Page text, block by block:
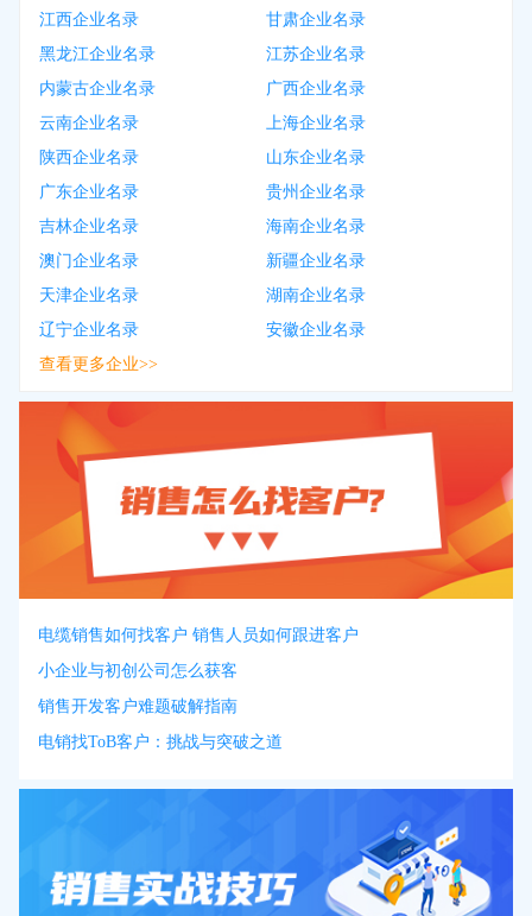
江西企业名录
甘肃企业名录
黑龙江企业名录
江苏企业名录
内蒙古企业名录
广西企业名录
云南企业名录
上海企业名录
陕西企业名录
山东企业名录
广东企业名录
贵州企业名录
吉林企业名录
海南企业名录
澳门企业名录
新疆企业名录
天津企业名录
湖南企业名录
辽宁企业名录
安徽企业名录
查看更多企业>>
电缆销售如何找客户 销售人员如何跟进客户
小企业与初创公司怎么获客
销售开发客户难题破解指南
电销找ToB客户：挑战与突破之道